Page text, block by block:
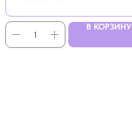
В КОРЗИНУ